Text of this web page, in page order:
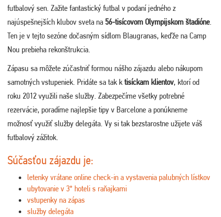
futbalový sen. Zažite fantastický futbal v podaní jedného z
najúspešnejších klubov sveta na 56-tisícovom Olympijskom štadióne.
Ten je v tejto sezóne dočasným sídlom Blaugranas, keďže na Camp
Nou prebieha rekonštrukcia.
Zápasu sa môžete zúčastniť formou nášho zájazdu alebo nákupom
samotných vstupeniek. Pridáte sa tak ktisíckam klientov, ktorí od
roku 2012 využili naše služby. Zabezpečíme všetky potrebné
rezervácie, poradíme najlepšie tipy v Barcelone a ponúkneme
možnosť využiť služby delegáta. Vy si tak bezstarostne užijete váš
futbalový zážitok.
Súčasťou zájazdu je:
letenky vrátane online check-in a vystavenia palubných lístkov
ubytovanie v 3* hoteli s raňajkami
vstupenky na zápas
služby delegáta